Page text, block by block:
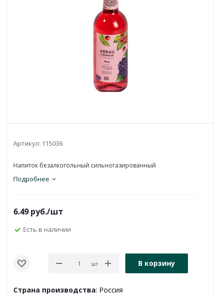
Артикул: 115036
Напиток безалкогольный сильногазированный
Подробнее
6.49 руб./шт
Есть в наличии
шт В корзину
Страна производства: Россия